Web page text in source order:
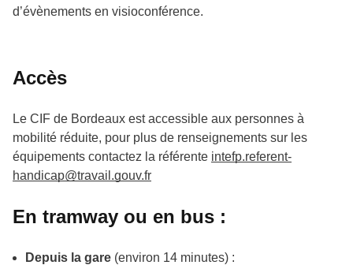
d’évènements en visioconférence.
Accès
Le CIF de Bordeaux est accessible aux personnes à
mobilité réduite, pour plus de renseignements sur les
équipements contactez la référente intefp.referent-
handicap@travail.gouv.fr
En tramway ou en bus :
Depuis la gare (environ 14 minutes) :